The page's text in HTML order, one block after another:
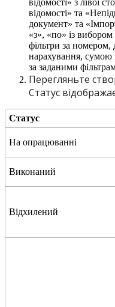
Перегляньте ство
Статус відобража
Статус
На опрацюванні
Виконаний
Відхилений